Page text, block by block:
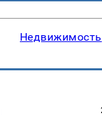
Недвижимость